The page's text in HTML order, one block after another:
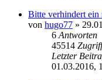
Bitte verhindert ein
von hugo77 »
6 Antworten
45514
Letzter
01.03.2016,